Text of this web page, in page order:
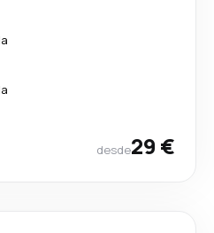
desde29 €